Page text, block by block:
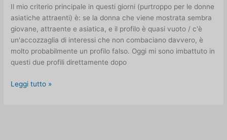
Il mio criterio principale in questi giorni (purtroppo per le donne
asiatiche attraenti) è: se la donna che viene mostrata sembra
giovane, attraente e asiatica, e il profilo è quasi vuoto / c'è
un'accozzaglia di interessi che non combaciano davvero, è
molto probabilmente un profilo falso. Oggi mi sono imbattuto in
questi due profili direttamente dopo
Come
Leggi tutto »